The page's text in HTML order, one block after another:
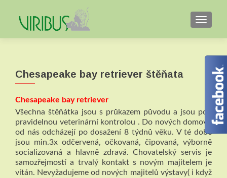
Chesapeake bay retriever štěňata
Chesapeake bay retriever
Všechna štěňátka jsou s průkazem původu a jsou pod
pravidelnou veterinární kontrolou . Do nových domovů
od nás odcházejí po dosažení 8 týdnů věku. V té době
jsou min.3x odčervená, očkovaná, čipovaná, výborně
socializovaná a hlavně zdravá. Chovatelský servis je
samozřejmostí a trvalý kontakt s novým majitelem je
vítán. Nevyžadujeme od nových majitelů výstavy( i když